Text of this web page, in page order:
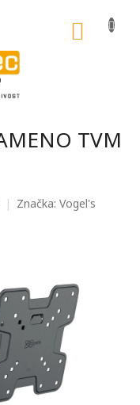
TVM
Značka: Vogel's